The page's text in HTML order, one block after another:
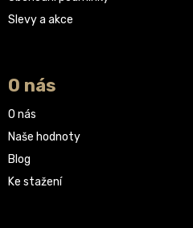
Slevy a akce
O nás
O nás
Naše hodnoty
Blog
Ke stažení